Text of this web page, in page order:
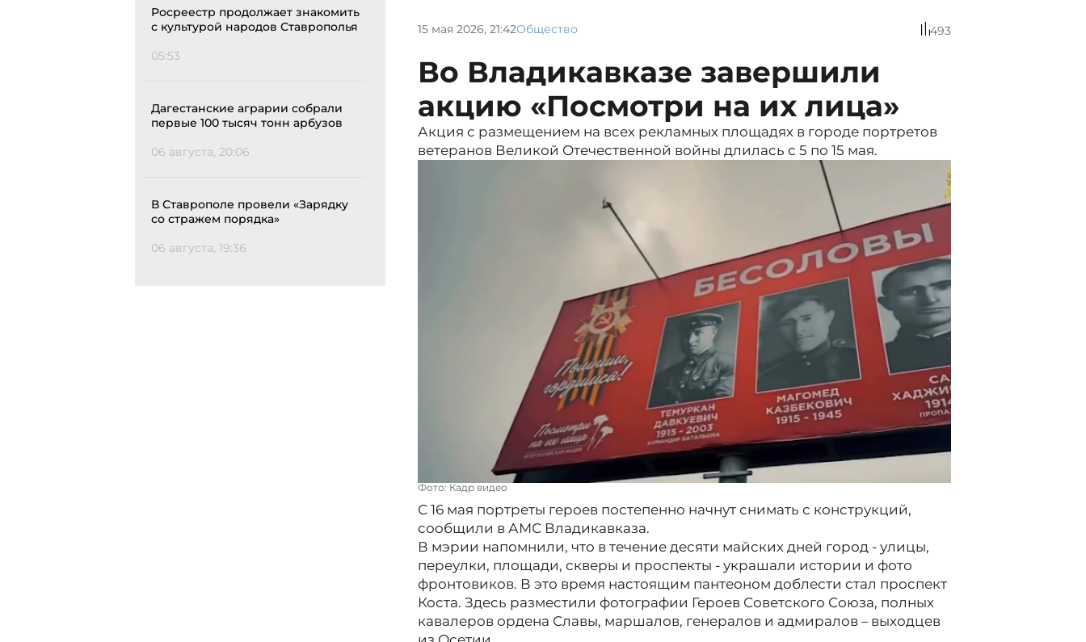
Росреестр продолжает знакомить
с культурой народов Ставрополья
05:53
Дагестанские аграрии собрали
первые 100 тысяч тонн арбузов
06 августа, 20:06
В Ставрополе провели «Зарядку
со стражем порядка»
06 августа, 19:36
15 мая 2026, 21:42Общество 493
Во Владикавказе завершили
акцию «Посмотри на их лица»
Акция с размещением на всех рекламных площадях в городе портретов
ветеранов Великой Отечественной войны длилась с 5 по 15 мая.
Фото: Кадр видео
С 16 мая портреты героев постепенно начнут снимать с конструкций,
сообщили в АМС Владикавказа.
В мэрии напомнили, что в течение десяти майских дней город - улицы,
переулки, площади, скверы и проспекты - украшали истории и фото
фронтовиков. В это время настоящим пантеоном доблести стал проспект
Коста. Здесь разместили фотографии Героев Советского Союза, полных
кавалеров ордена Славы, маршалов, генералов и адмиралов – выходцев